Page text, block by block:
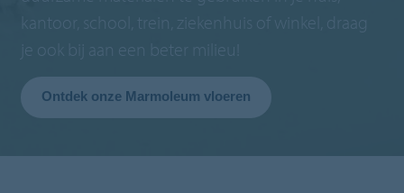
kantoor, school, trein, ziekenhuis of winkel, draag
je ook bij aan een beter milieu!
Ontdek onze Marmoleum vloeren